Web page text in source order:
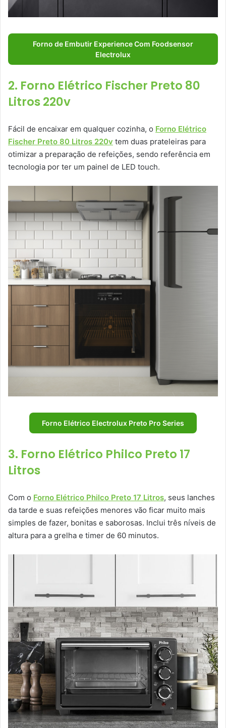
Forno de Embutir Experience Com Foodsensor
Electrolux
2. Forno Elétrico Fischer Preto 80
Litros 220v
Fácil de encaixar em qualquer cozinha, o Forno Elétrico
Fischer Preto 80 Litros 220v tem duas prateleiras para
otimizar a preparação de refeições, sendo referência em
tecnologia por ter um painel de LED touch.
Forno Elétrico Electrolux Preto Pro Series
3. Forno Elétrico Philco Preto 17
Litros
Com o Forno Elétrico Philco Preto 17 Litros, seus lanches
da tarde e suas refeições menores vão ficar muito mais
simples de fazer, bonitas e saborosas. Inclui três níveis de
altura para a grelha e timer de 60 minutos.